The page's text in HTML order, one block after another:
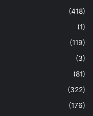
(418)
(1)
(119)
(3)
(81)
(322)
(176)